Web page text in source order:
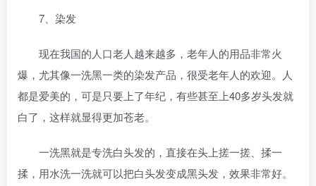
7、染发
现在我国的人口老人越来越多，老年人的用品非常火
爆，尤其像一洗黑一类的染发产品，很受老年人的欢迎。人
都是爱美的，可是只要上了年纪，有些甚至上40多岁头发就
白了，这样就显得更加苍老。
一洗黑就是专洗白头发的，直接在头上搓一搓、揉一
揉，用水洗一洗就可以把白头发变成黑头发，效果非常好。